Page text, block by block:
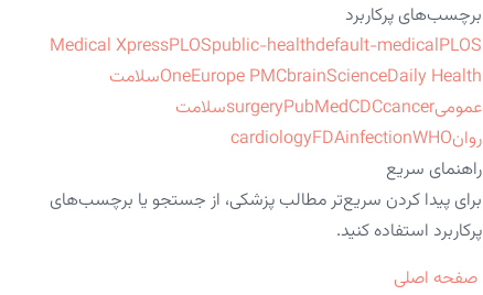
برچسب‌های پرکاربرد
Medical XpressPLOSpublic-healthdefault-medicalPLOS
OneEurope PMCbrainScienceDaily Health
سلامت
عمومی
surgeryPubMedCDCcancer
سلامت
روان
cardiologyFDAinfectionWHO
راهنمای سریع
برای پیدا کردن سریع‌تر مطالب پزشکی، از جستجو یا برچسب‌های
پرکاربرد استفاده کنید.
صفحه اصلی